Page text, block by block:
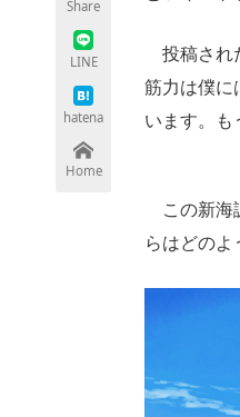
Share
LINE
hatena
Home
投稿され
筋力は僕に
います。
この新海
らはどのよ